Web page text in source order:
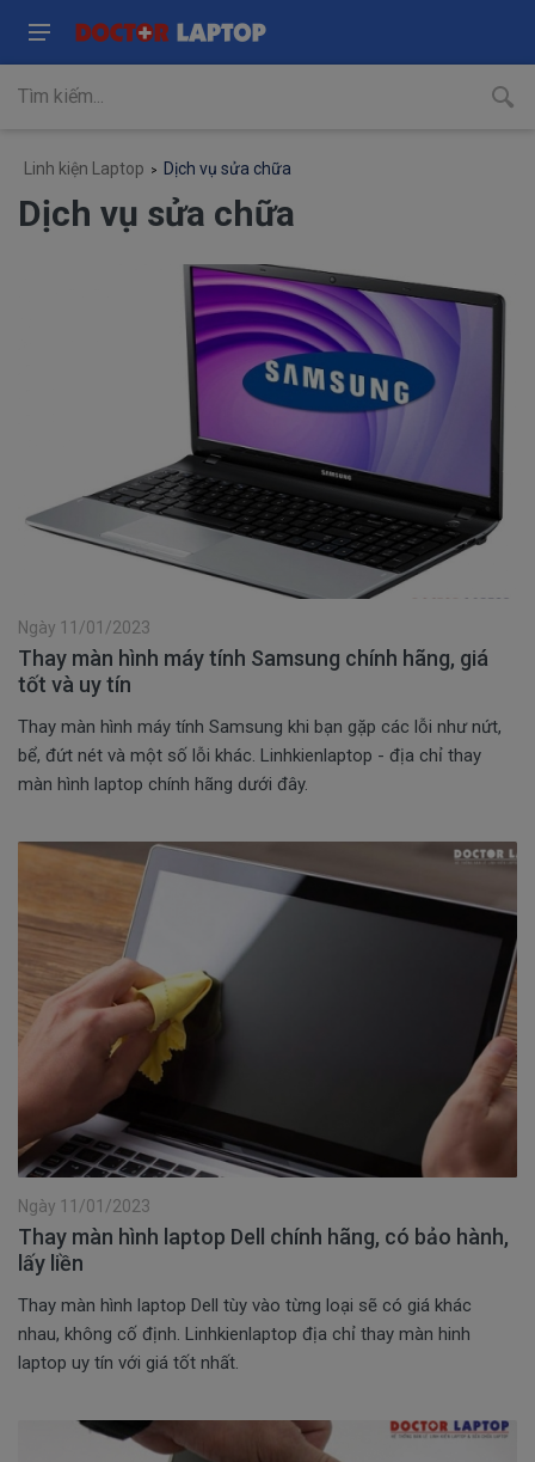
Linh kiện Laptop Dịch vụ sửa chữa
Dịch vụ sửa chữa
Thay màn hình máy tính Samsung chính hãng, giá
tốt và uy tín
Ngày 11/01/2023
Thay màn hình máy tính Samsung khi bạn gặp các lỗi như nứt,
bể, đứt nét và một số lỗi khác. Linhkienlaptop - địa chỉ thay
màn hình laptop chính hãng dưới đây.
Thay màn hình laptop Dell chính hãng, có bảo hành,
lấy liền
Ngày 11/01/2023
Thay màn hình laptop Dell tùy vào từng loại sẽ có giá khác
nhau, không cố định. Linhkienlaptop địa chỉ thay màn hinh
laptop uy tín với giá tốt nhất.